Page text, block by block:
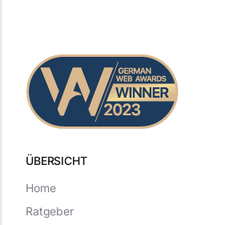
ÜBERSICHT
Home
Ratgeber